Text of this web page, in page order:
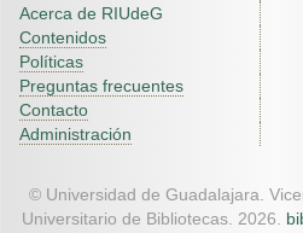
Acerca de RIUdeG
Contenidos
Políticas
Preguntas frecuentes
Contacto
Administración
© Universidad de Guadalajara.
Universitario de Bibliotecas. 2026.